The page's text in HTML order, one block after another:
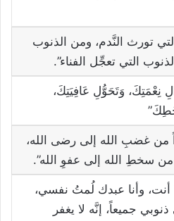
تورث النَّدم، ومن الذنوب
التي تعجِّل الفناء”.
نِعْمَتِكَ، وَتَحَوُّلِ عَافِيَتِكَ،
من غضبِ الله إلى رضى الله،
من سخطِ الله إلى عفوِ الله”.
أنت، وأنا عبدك لُمتُ نفسي،
جميعاً، إنَّه لا يغفر